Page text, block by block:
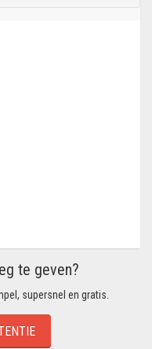
te geven?
supersnel en gratis.